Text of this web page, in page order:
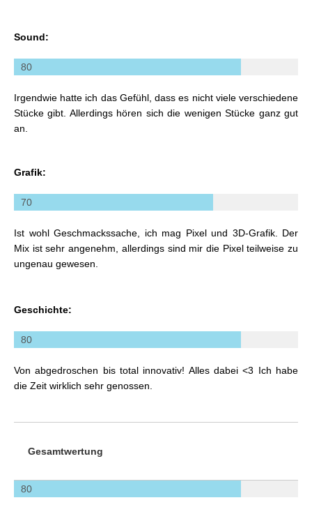
Sound:
80
Irgendwie hatte ich das Gefühl, dass es nicht viele verschiedene
Stücke gibt. Allerdings hören sich die wenigen Stücke ganz gut
an.
Grafik:
70
Ist wohl Geschmackssache, ich mag Pixel und 3D-Grafik. Der
Mix ist sehr angenehm, allerdings sind mir die Pixel teilweise zu
ungenau gewesen.
Geschichte:
80
Von abgedroschen bis total innovativ! Alles dabei <3 Ich habe
die Zeit wirklich sehr genossen.
Gesamtwertung
80